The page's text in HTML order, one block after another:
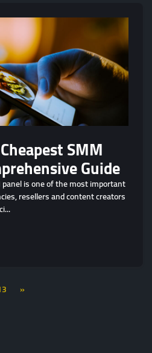
SMM
Guide
is one of the most important
resellers and content creators
»